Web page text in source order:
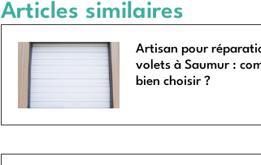
Articles similaires
Artisan pour
volets à Saumur :
bien choisir ?